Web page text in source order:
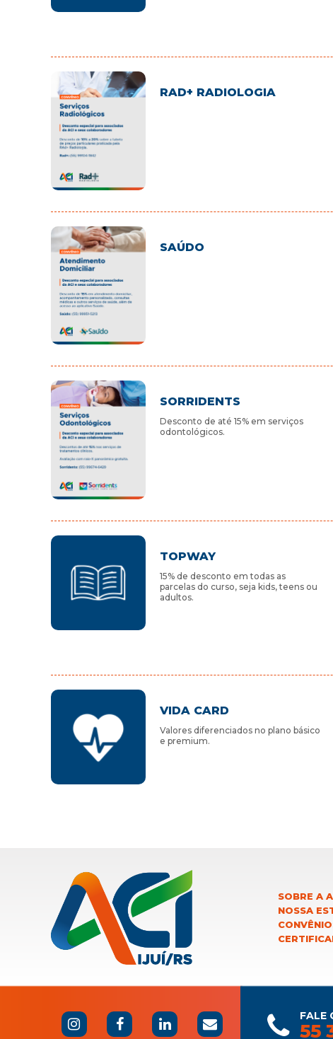
RAD+ RADIOLOGIA
SAÚDO
SORRIDENTS
Desconto de até 15% em serviços
odontológicos.
TOPWAY
15% de desconto em todas as
parcelas do curso, seja kids, teens ou
adultos.
VIDA CARD
Valores diferenciados no plano básico
e premium.
SOBRE A
NOSSA
FALE
55